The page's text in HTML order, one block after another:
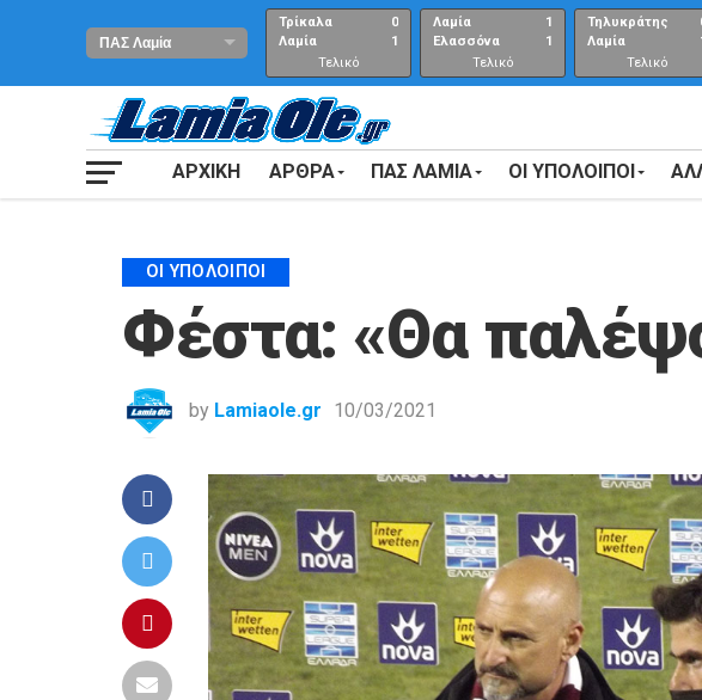
Τρίκαλα
Λαμία
0
1
Τελικό
αποτέλεσμα
Λαμία
Ελασσόνα
1
1
Τελικό
Αποτέλεσμα
Τηλυκράτης
Λαμία
Τελικό
αποτέλεσμα
ΑΡΧΙΚΗ ΑΡΘΡΑ ΠΑΣ ΛΑΜΙΑ ΟΙ ΥΠΟΛΟΙΠΟΙ
ΟΙ ΥΠΌΛΟΙΠΟΙ
Φέστα: «Θα
by Lamiaole.gr 10/03/2021